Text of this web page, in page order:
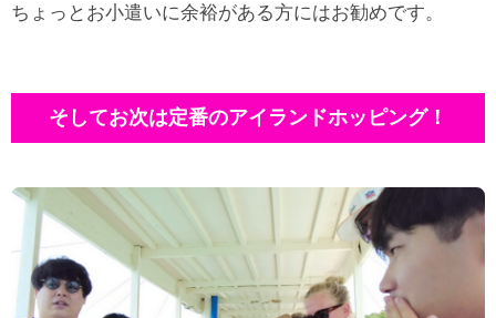
ちょっとお小遣いに余裕がある方にはお勧めです。
そしてお次は定番のアイランドホッピング！